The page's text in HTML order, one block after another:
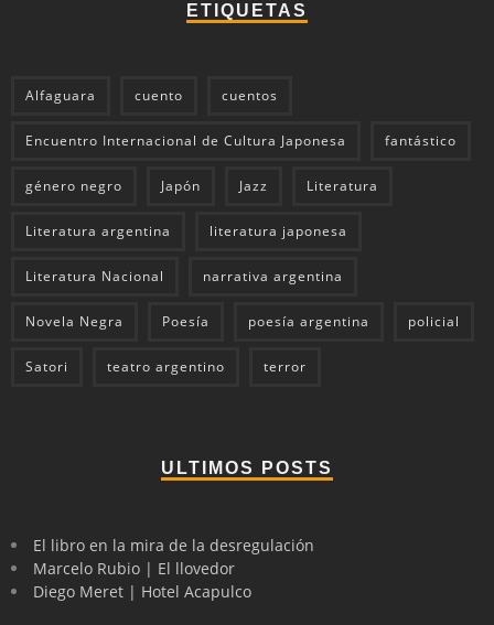
ETIQUETAS
Alfaguara cuento cuentos
Encuentro Internacional de Cultura Japonesa fantástico
género negro Japón Jazz Literatura
Literatura argentina literatura japonesa
Literatura Nacional narrativa argentina
Novela Negra Poesía poesía argentina policial
Satori teatro argentino terror
ULTIMOS POSTS
El libro en la mira de la desregulación
Marcelo Rubio | El llovedor
Diego Meret | Hotel Acapulco